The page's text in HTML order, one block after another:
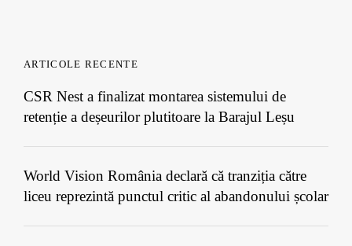
ARTICOLE RECENTE
CSR Nest a finalizat montarea sistemului de
retenție a deșeurilor plutitoare la Barajul Leșu
World Vision România declară că tranziția către
liceu reprezintă punctul critic al abandonului școlar